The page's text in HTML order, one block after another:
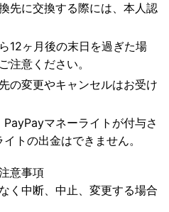
先に交換する際には、本人認
12ヶ月後の末日を過ぎた場
注意ください。
の変更やキャンセルはお受け
マネーライトが付与さ
トの出金はできません。
意事項
く中断、中止、変更する場合